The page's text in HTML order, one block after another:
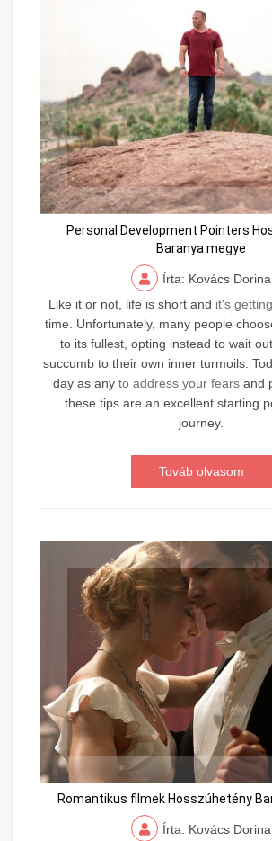
Personal Development Pointers
Baranya megye
Írta: Kovács Dorina
Like it or not, life is short and it's
time. Unfortunately, many people
to its fullest, opting instead to wait
succumb to their own inner turmoils.
day as any to address your fearsand
these tips are an excellent starting
journey.
Továb olvasom
Romantikus filmek Hosszúhetény
Írta: Kovács Dorina